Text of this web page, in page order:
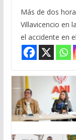
Más de dos
Villavicencio en
el accidente en el